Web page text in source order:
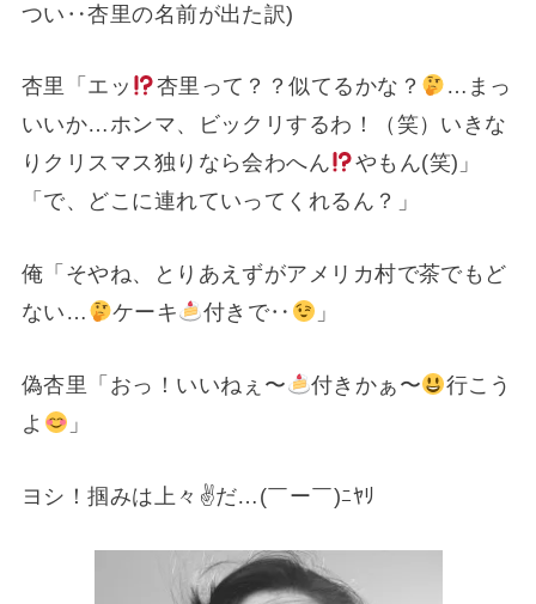
つい‥杏里の名前が出た訳)
杏里「エッ 杏里って？？似てるかな？
…まっ
いいか…ホンマ、ビックリするわ！（笑）いきな
りクリスマス独りなら会わへん
やもん(笑)」
「で、どこに連れていってくれるん？」
俺「そやね、とりあえずがアメリカ村で茶でもど
ない…
ケーキ 付きで‥ 」
偽杏里「おっ！いいねぇ〜 付きかぁ〜
行こう
よ
」
ヨシ！掴みは上々✌️だ…(￣ー￣)ﾆﾔﾘ